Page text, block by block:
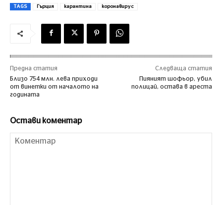
TAGS Гърция карантина коронавирус
Предна статия
Близо 754 млн. лева приходи
от винетки от началото на
годината
Следваща статия
Пияният шофьор, убил
полицай, остава в ареста
Остави коментар